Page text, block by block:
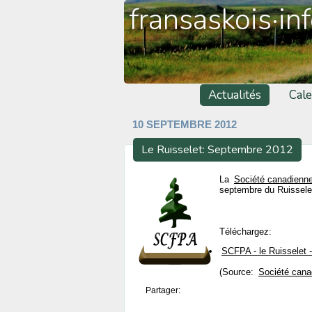
Actualités
10 SEPTEMBRE 2012
Le Ruisselet: Septembre 2012
La Société
septembre du
Téléchargez:
SCFPA - le Ruisselet
(Source: Société
Partager: